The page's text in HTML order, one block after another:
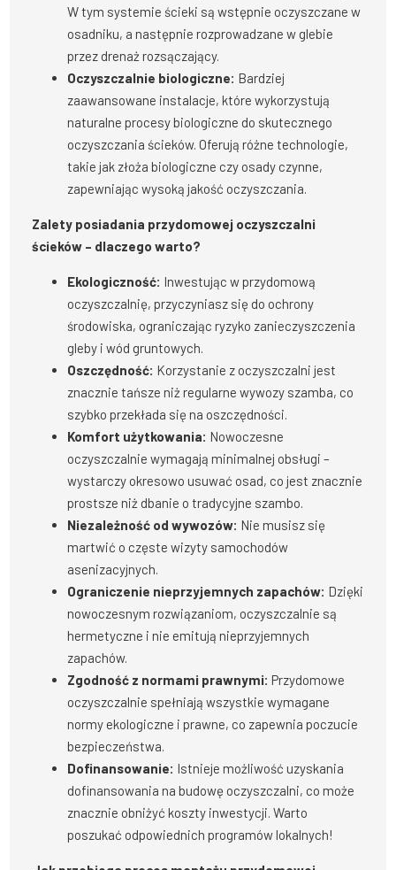
W tym systemie ścieki są wstępnie oczyszczane w
osadniku, a następnie rozprowadzane w glebie
przez drenaż rozsączający.
Oczyszczalnie biologiczne: Bardziej
zaawansowane instalacje, które wykorzystują
naturalne procesy biologiczne do skutecznego
oczyszczania ścieków. Oferują różne technologie,
takie jak złoża biologiczne czy osady czynne,
zapewniając wysoką jakość oczyszczania.
Zalety posiadania przydomowej oczyszczalni
ścieków – dlaczego warto?
Ekologiczność: Inwestując w przydomową
oczyszczalnię, przyczyniasz się do ochrony
środowiska, ograniczając ryzyko zanieczyszczenia
gleby i wód gruntowych.
Oszczędność: Korzystanie z oczyszczalni jest
znacznie tańsze niż regularne wywozy szamba, co
szybko przekłada się na oszczędności.
Komfort użytkowania: Nowoczesne
oczyszczalnie wymagają minimalnej obsługi –
wystarczy okresowo usuwać osad, co jest znacznie
prostsze niż dbanie o tradycyjne szambo.
Niezależność od wywozów: Nie musisz się
martwić o częste wizyty samochodów
asenizacyjnych.
Ograniczenie nieprzyjemnych zapachów: Dzięki
nowoczesnym rozwiązaniom, oczyszczalnie są
hermetyczne i nie emitują nieprzyjemnych
zapachów.
Zgodność z normami prawnymi: Przydomowe
oczyszczalnie spełniają wszystkie wymagane
normy ekologiczne i prawne, co zapewnia poczucie
bezpieczeństwa.
Dofinansowanie: Istnieje możliwość uzyskania
dofinansowania na budowę oczyszczalni, co może
znacznie obniżyć koszty inwestycji. Warto
poszukać odpowiednich programów lokalnych!